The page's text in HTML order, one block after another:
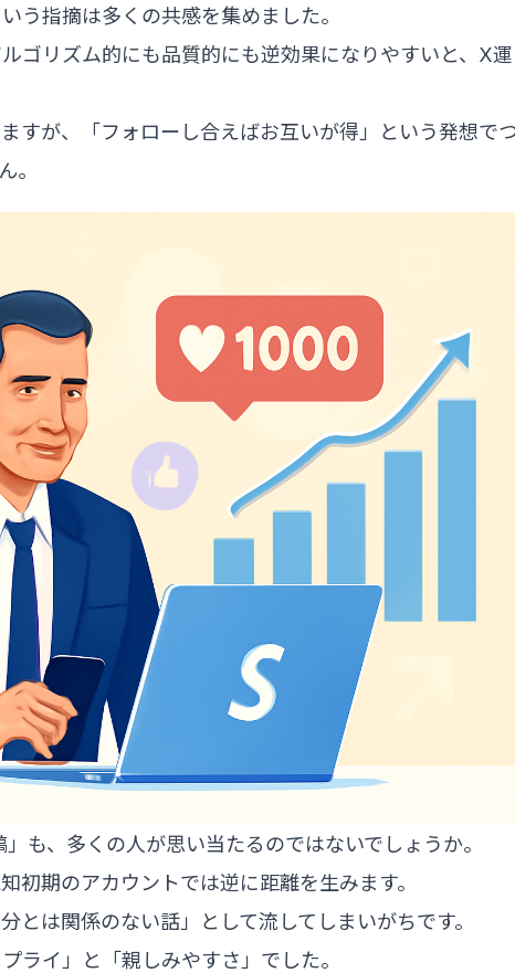
う指摘は多くの共感を集めました。
ゴリズム的にも品質的にも逆効果になりやすいと、X運
すが、「フォローし合えばお互いが得」という発想で
。
も、多くの人が思い当たるのではないでしょうか。
初期のアカウントでは逆に距離を生みます。
とは関係のない話」として流してしまいがちです。
ライ」と「親しみやすさ」でした。